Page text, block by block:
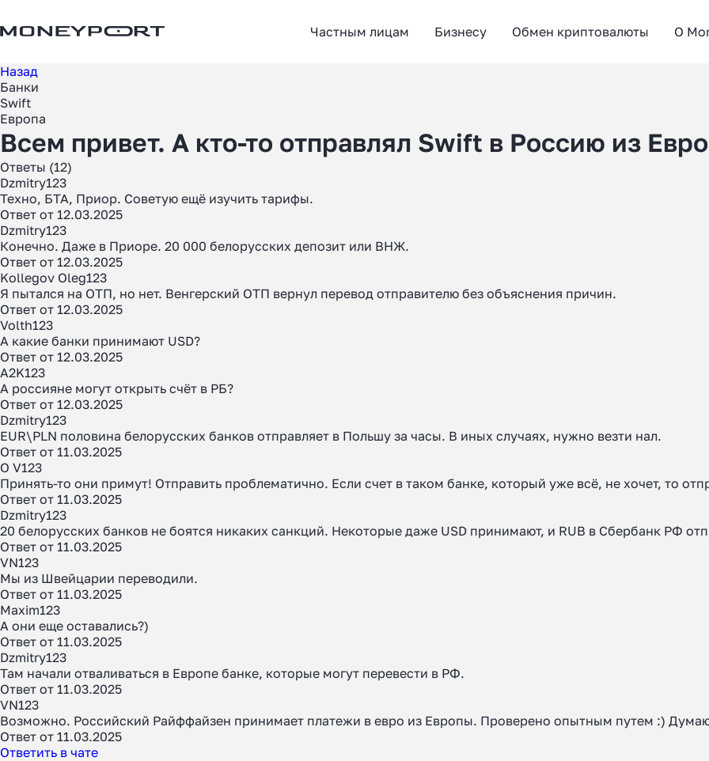
Частным лицам Бизнесу Обмен криптовалюты О
Назад
Банки
Swift
Европа
Всем привет. А кто-то отправлял Swift в Россию из
Ответы (12)
Dzmitry123
Техно, БТА, Приор. Советую ещё изучить тарифы.
Ответ от 12.03.2025
Dzmitry123
Конечно. Даже в Приоре. 20 000 белорусских депозит или ВНЖ.
Ответ от 12.03.2025
Kollegov Oleg123
Я пытался на ОТП, но нет. Венгерский ОТП вернул перевод отправителю без объяснения причин.
Ответ от 12.03.2025
Volth123
А какие банки принимают USD?
Ответ от 12.03.2025
A2K123
А россияне могут открыть счёт в РБ?
Ответ от 12.03.2025
Dzmitry123
EUR\PLN половина белорусских банков отправляет в Польшу за часы. В иных случаях, нужно везти нал.
Ответ от 11.03.2025
O V123
Принять-то они примут! Отправить проблематично. Если счет в таком банке, который уже всё, не хочет, то
Ответ от 11.03.2025
Dzmitry123
20 белорусских банков не боятся никаких санкций. Некоторые даже USD принимают, и RUB в Сбербанк РФ
Ответ от 11.03.2025
VN123
Мы из Швейцарии переводили.
Ответ от 11.03.2025
Maxim123
А они еще оставались?)
Ответ от 11.03.2025
Dzmitry123
Там начали отваливаться в Европе банке, которые могут перевести в РФ.
Ответ от 11.03.2025
VN123
Возможно. Российский Райффайзен принимает платежи в евро из Европы. Проверено опытным путем :)
Ответ от 11.03.2025
Ответить в чате
Как перевести деньги